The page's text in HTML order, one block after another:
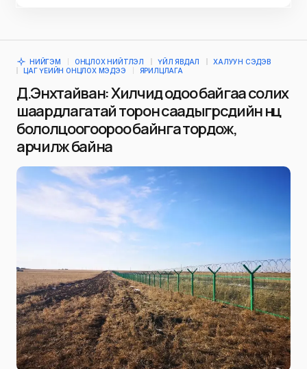
НИЙГЭМ ОНЦЛОХ НИЙТЛЭЛ ҮЙЛ ЯВДАЛ
ХАЛУУН СЭДЭВ
ЦАГ ҮЕИЙН ОНЦЛОХ МЭДЭЭ
ЯРИЛЦЛАГА
Д.Энхтайван: Хилчид одоо байгаа солих
шаардлагатай торон саадыг өөрсдийн нөөц
бололцоогоороо байнга тордож,
арчилж байна